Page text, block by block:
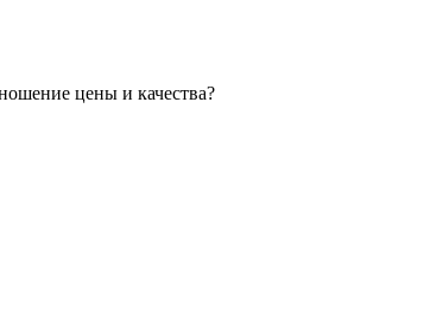
цены и качества?